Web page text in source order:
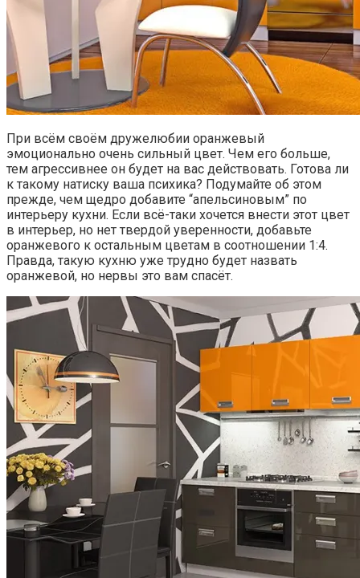
При всём своём дружелюбии оранжевый
эмоционально очень сильный цвет. Чем его больше,
тем агрессивнее он будет на вас действовать. Готова ли
к такому натиску ваша психика? Подумайте об этом
прежде, чем щедро добавите “апельсиновым” по
интерьеру кухни. Если всё-таки хочется внести этот цвет
в интерьер, но нет твердой уверенности, добавьте
оранжевого к остальным цветам в соотношении 1:4.
Правда, такую кухню уже трудно будет назвать
оранжевой, но нервы это вам спасёт.